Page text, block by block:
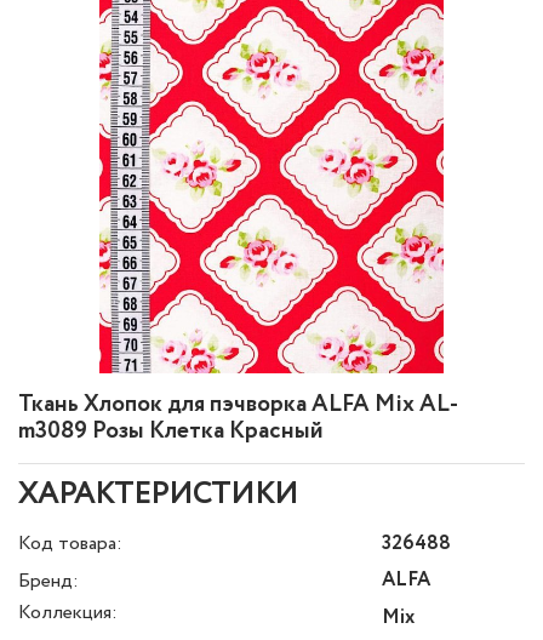
Ткань Хлопок для пэчворка ALFA Mix AL-
m3089 Розы Клетка Красный
ХАРАКТЕРИСТИКИ
Код товара:
326488
Бренд:
ALFA
Коллекция:
Mix